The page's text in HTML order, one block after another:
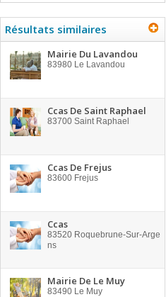
Résultats similaires
Mairie Du Lavandou
83980 Le Lavandou
Ccas De Saint Raphael
83700 Saint Raphael
Ccas De Frejus
83600 Frejus
Ccas
83520 Roquebrune-Sur-Arge
ns
Mairie De Le Muy
83490 Le Muy